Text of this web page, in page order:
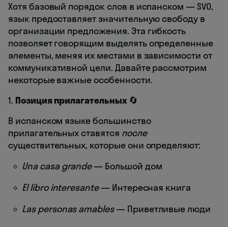
Хотя базовый порядок слов в испанском — SVO,
язык предоставляет значительную свободу в
организации предложения. Эта гибкость
позволяет говорящим выделять определенные
элементы, меняя их местами в зависимости от
коммуникативной цели. Давайте рассмотрим
некоторые важные особенности.
1. Позиция прилагательных🔄
В испанском языке большинство
прилагательных ставятся после
существительных, которые они определяют:
Una casa grande— Большой дом
El libro interesante— Интересная книга
Las personas amables— Приветливые люди